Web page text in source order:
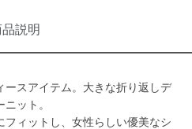
説明
スアイテム。大きな折り返しデ
ット。
フィットし、女性らしい優美なシ